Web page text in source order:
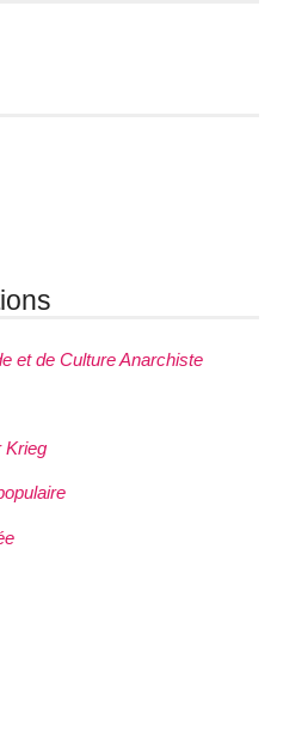
et de Culture Anarchiste
Krieg